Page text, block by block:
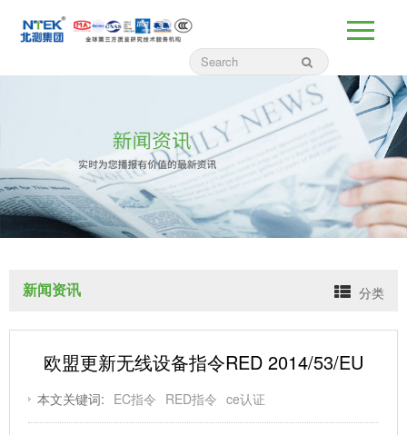
新闻资讯 分类
欧盟更新无线设备指令RED 2014/53/EU
本文关键词: EC指令 RED指令 ce认证